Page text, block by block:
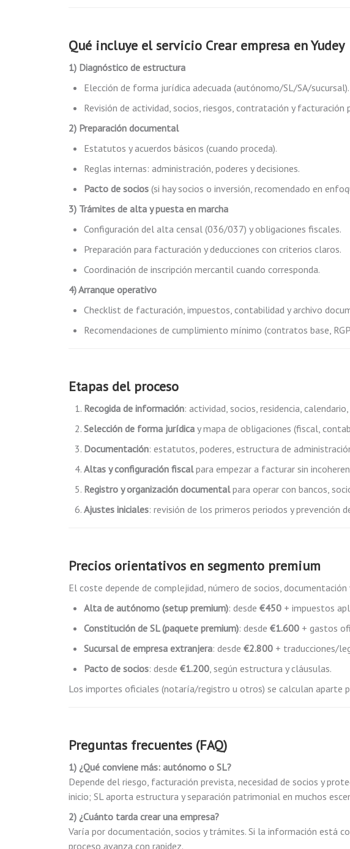
Qué incluye el servicio Crear empresa en Yudey
1) Diagnóstico de estructura
Elección de forma jurídica adecuada (autónomo/SL/SA/sucursal).
Revisión de actividad, socios, riesgos, contratación y facturación
2) Preparación documental
Estatutos y acuerdos básicos (cuando proceda).
Reglas internas: administración, poderes y decisiones.
Pacto de socios (si hay socios o inversión, recomendado en
3) Trámites de alta y puesta en marcha
Configuración del alta censal (036/037) y obligaciones fiscales.
Preparación para facturación y deducciones con criterios claros.
Coordinación de inscripción mercantil cuando corresponda.
4) Arranque operativo
Checklist de facturación, impuestos, contabilidad y archivo
Recomendaciones de cumplimiento mínimo (contratos base,
Etapas del proceso
Recogida de información: actividad, socios, residencia,
Selección de forma jurídica y mapa de obligaciones (fiscal,
Documentación: estatutos, poderes, estructura de
Altas y configuración fiscalpara empezar a facturar sin
Registro y organización documentalpara operar con bancos,
Ajustes iniciales: revisión de los primeros periodos y prevención
Precios orientativos en segmento premium
El coste depende de complejidad, número de socios,
Alta de autónomo (setup premium): desde €450 + impuestos
Constitución de SL (paquete premium): desde €1.600 + gastos
Sucursal de empresa extranjera: desde €2.800 + traducciones/
Pacto de socios: desde €1.200, según estructura y cláusulas.
Los importes oficiales (notaría/registro u otros) se calculan aparte
Preguntas frecuentes (FAQ)
1) ¿Qué conviene más: autónomo o SL?
Depende del riesgo, facturación prevista, necesidad de socios y
inicio; SL aporta estructura y separación patrimonial en muchos
2) ¿Cuánto tarda crear una empresa?
Varía por documentación, socios y trámites. Si la información está
proceso avanza con rapidez.